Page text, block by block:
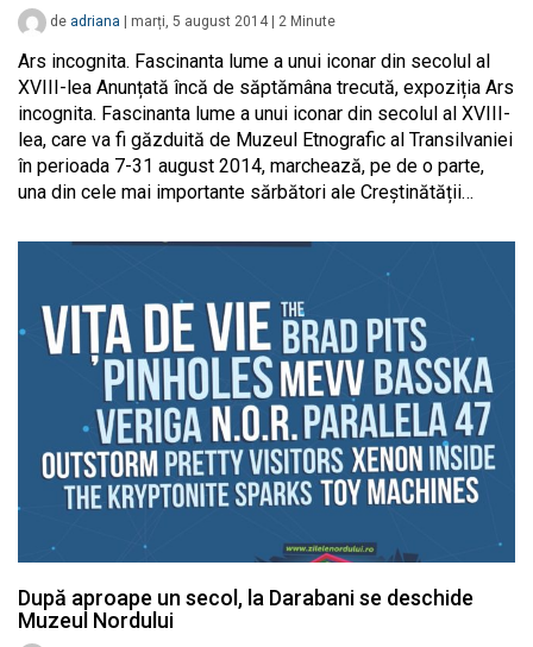
de adriana marți, 5 august 2014 2 Minute
Ars incognita. Fascinanta lume a unui iconar din secolul al
XVIII-lea Anunțată încă de săptămâna trecută, expoziția Ars
incognita. Fascinanta lume a unui iconar din secolul al XVIII-
lea, care va fi găzduită de Muzeul Etnografic al Transilvaniei
în perioada 7-31 august 2014, marchează, pe de o parte,
una din cele mai importante sărbători ale Creștinătății…
După aproape un secol, la Darabani se deschide
Muzeul Nordului